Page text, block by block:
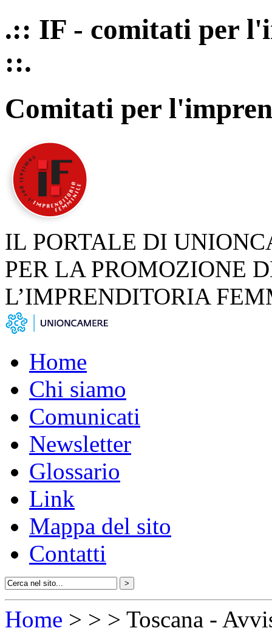
.:: IF - comitati per
::.
Comitati per
IL PORTALE DI
PER LA PROMOZIONE
L’IMPRENDITORIA
Home
Chi siamo
Comunicati
Newsletter
Glossario
Link
Mappa del sito
Contatti
Home > > > Toscana -